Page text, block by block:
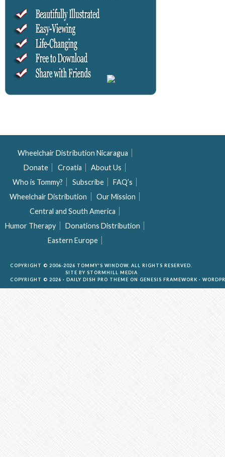
Wheelchair Distribution Nicaragua
Donate
Croatia
About Us
Who is Tommy?
Subscribe
FAQ’s
Wheelchair Distribution
Our Mission
Central and South America
Humor Therapy
Donations Distribution
Eastern Europe
COPYRIGHT © 2006-2026 TOMMY'S WINDOW. ALL RIGHTS RESERVED.
SITE BY STORMHILL MEDIA
COPYRIGHT © 2026 · DAILY DISH PRO THEME ON GENESIS FRAMEWORK ·